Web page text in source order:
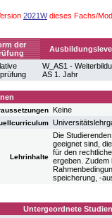
2021Wdieses Fachs/
der
W_AS1 -
AS 1. Jahr
Keine
Lehrinhalte
Die
geeignet sind,
für den
ergeben. Zudem
speicherung, -
Untergeordnete